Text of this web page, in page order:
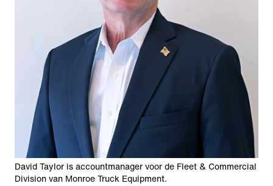
David Taylor is accountmanager voor de Fleet & Commercial
Division van Monroe Truck Equipment.